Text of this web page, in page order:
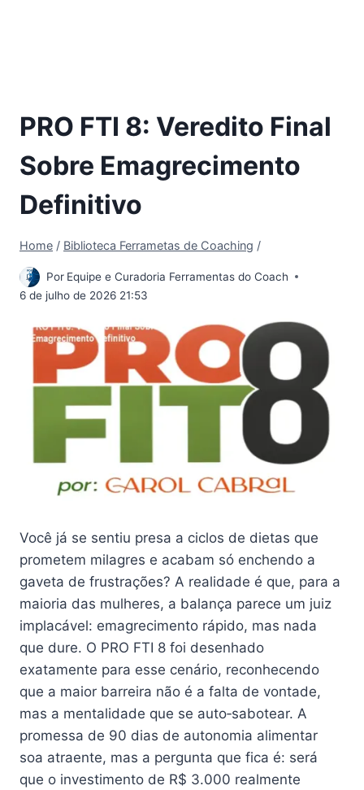
PRO FTI 8: Veredito Final
Sobre Emagrecimento
Definitivo
Home / Biblioteca Ferrametas de Coaching /
Por Equipe e Curadoria Ferramentas do Coach
6 de julho de 2026 21:53
Você já se sentiu presa a ciclos de dietas que
prometem milagres e acabam só enchendo a
gaveta de frustrações? A realidade é que, para a
maioria das mulheres, a balança parece um juiz
implacável: emagrecimento rápido, mas nada
que dure. O PRO FTI 8 foi desenhado
exatamente para esse cenário, reconhecendo
que a maior barreira não é a falta de vontade,
mas a mentalidade que se auto‑sabotear. A
promessa de 90 dias de autonomia alimentar
soa atraente, mas a pergunta que fica é: será
que o investimento de R$ 3.000 realmente